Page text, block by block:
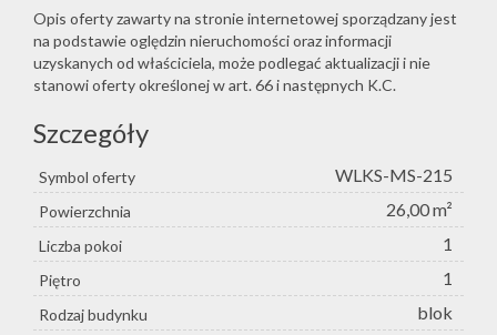
Opis oferty zawarty na stronie internetowej sporządzany jest
na podstawie oględzin nieruchomości oraz informacji
uzyskanych od właściciela, może podlegać aktualizacji i nie
stanowi oferty określonej w art. 66 i następnych K.C.
Szczegóły
Symbol oferty WLKS-MS-215
Powierzchnia 26,00 m²
Liczba pokoi 1
Piętro 1
Rodzaj budynku blok